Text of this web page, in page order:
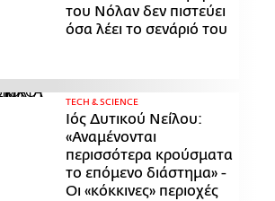
του Νόλαν δεν πιστεύει
όσα λέει το σενάριό του
ΤECH & SCIENCE
Ιός Δυτικού Νείλου:
«Αναμένονται
περισσότερα κρούσματα
το επόμενο διάστημα» -
Οι «κόκκινες» περιοχές